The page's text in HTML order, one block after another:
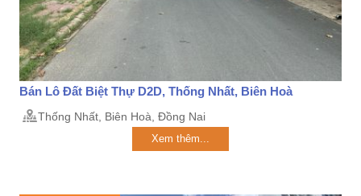
Bán Lô Đất Biệt Thự D2D, Thống Nhất, Biên Hoà
Thống Nhất, Biên Hoà, Đồng Nai
Xem thêm...